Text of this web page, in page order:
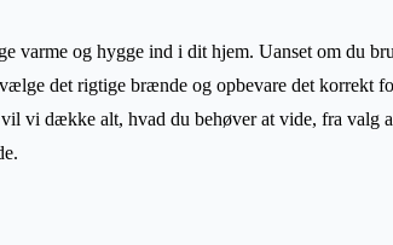
varme og hygge ind i dit hjem. Uanset om du
det rigtige brænde og opbevare det korrekt
vi dække alt, hvad du behøver at vide, fra valg